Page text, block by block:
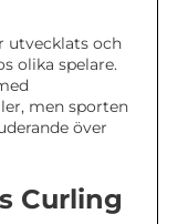
utvecklats och
olika spelare.
men sporten
över
Curling